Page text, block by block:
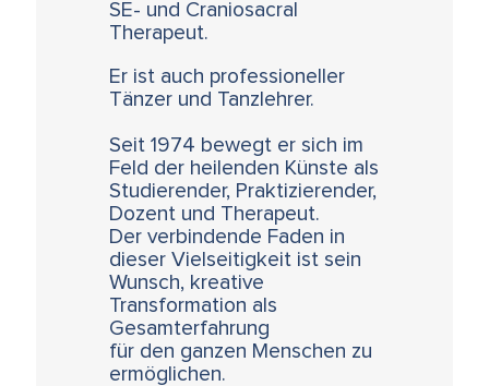
SE- und Craniosacral
Therapeut.
Er ist auch professioneller
Tänzer und Tanzlehrer.
Seit 1974 bewegt er sich im
Feld der heilenden Künste als
Studierender, Praktizierender,
Dozent und Therapeut.
Der verbindende Faden in
dieser Vielseitigkeit ist sein
Wunsch, kreative
Transformation als
Gesamterfahrung
für den ganzen Menschen zu
ermöglichen.